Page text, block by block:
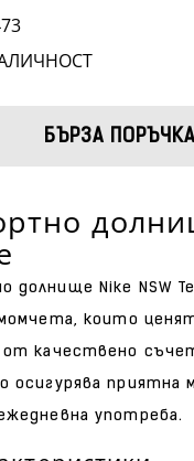
БЪРЗА ПОРЪЧКА
Nike NSW
които
качествено
осигурява приятна
употреба.